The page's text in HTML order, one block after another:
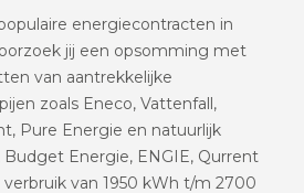
energiecontracten in
jij een opsomming met
van aantrekkelijke
zoals Eneco, Vattenfall,
Pure Energie en natuurlijk
Budget Energie, ENGIE, Qurrent
van 1950 kWh t/m 2700